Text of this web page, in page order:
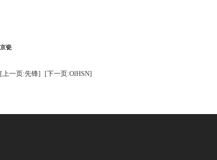
京瓷
[上一页:先锋] [下一页:OlHSN]